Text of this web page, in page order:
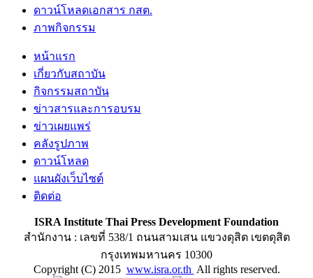
ดาวน์โหลดเอกสาร กสต.
ภาพกิจกรรม
หน้าแรก
เกี่ยวกับสถาบัน
กิจกรรมสถาบัน
ข่าวสารและการอบรม
ข่าวเผยแพร่
คลังรูปภาพ
ดาวน์โหลด
แผนผังเว็บไซต์
ติดต่อ
ISRA Institute Thai Press Development Foundation
สำนักงาน : เลขที่ 538/1 ถนนสามเสน แขวงดุสิต เขตดุสิต
กรุงเทพมหานคร 10300
Copyright (C) 2015 www.isra.or.th All rights reserved.